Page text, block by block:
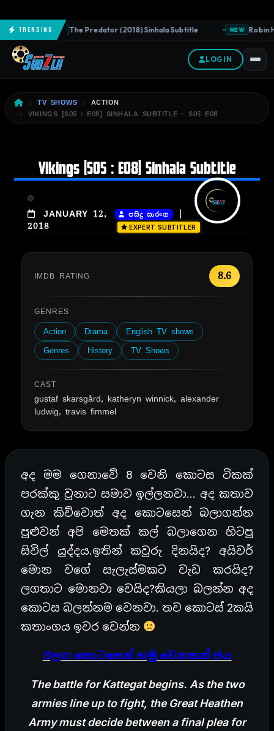
TrendingNEW The Predator (2018) Sinhala Subtitle NEW Robin
LOGIN
TV SHOWS
ACTION
VIKINGS [S05 : E08] SINHALA SUBTITLE · S05 E08
Vikings [S05 : E08] Sinhala Subtitle
JANUARY 12,
2018
පසිදු සාරංග
EXPERT SUBTITLER
IMDB RATING 8.6
GENRES
Action Drama
English TV shows
Genres
History TV Shows
CAST
gustaf skarsgård, katheryn winnick, alexander
ludwig, travis fimmel
අද මම ගෙනාවේ 8 වෙනි කොටස ටිකක්
පරක්කු වුනාට සමාව ඉල්ලනවා… අද කතාව
ගැන කිව්වොත් අද කොටසෙන් බලාගන්න
පුළුවන් අපි මෙතක් කල් බලාගෙන හිටපු
සිවිල් යුද්දය.ඉතින් කවුරු දිනයිද? අයිවර්
මොන වගේ සැලැස්මකට වැඩ කරයිද?
ලගතාට මොනවා වෙයිද?කියලා බලන්න අද
කොටස බලන්නම වෙනවා. තව කොටස් 2කයි
කතාංගය ඉවර වෙන්න
ඊලග කොටසෙන් හමු වෙනකන් ජය
The battle for Kattegat begins. As the two
armies line up to fight, the Great Heathen
Army must decide between a final plea for